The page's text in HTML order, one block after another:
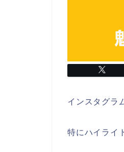
インスタグラ
特にハイライ